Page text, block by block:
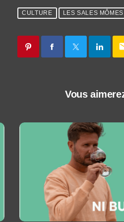
CULTURE LES SALES MÔMES
Vous